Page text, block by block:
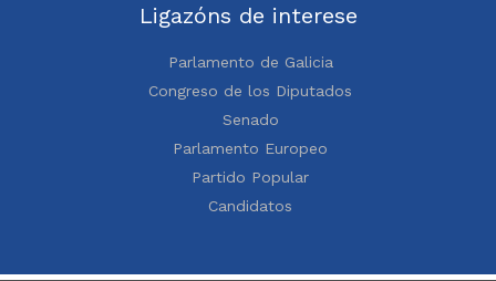
Ligazóns de interese
Parlamento de Galicia
Congreso de los Diputados
Senado
Parlamento Europeo
Partido Popular
Candidatos